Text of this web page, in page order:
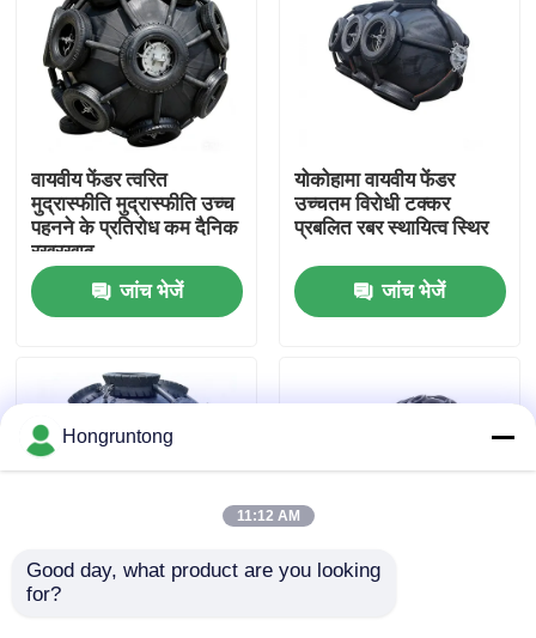
उत्पाद
वीडियो
हमारे बारे में
कारखाना भ्रमण
गुणवत्ता नियंत्रण
एक उद्धरण का अनुरोध करें
डॉक रबर फेंडर
वायवीय फेंडर त्वरित
मुद्रास्फीति मुद्रास्फीति उच्च
पहनने के प्रतिरोध कम दैनिक
रखरखाव
जांच भेजें
योकोहामा वायवीय फेंडर
उच्चतम विरोधी टक्कर
प्रबलित रबर स्थायित्व स्थिर
जांच भेजें
फुलाए जाने योग्य रबर फेंडर
Hongruntong
11:12 AM
Good day, what product are you looking
for?